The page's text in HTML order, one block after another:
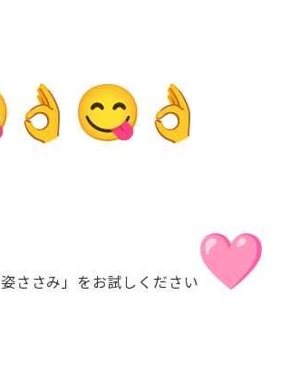
姿ささみ」をお試しください